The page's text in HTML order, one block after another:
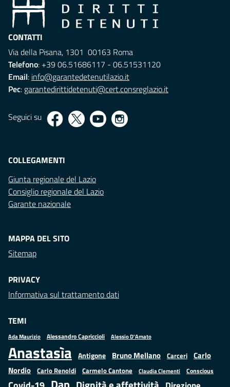
CONTATTI
Via della Pisana, 1301 00163 Roma
Telefono: +39 06.51686117 - 06.51531120
Email: info@garantedetenutilazio.it
Pec: garantedirittidetenuti@cert.consreglazio.it
Seguici su
COLLEGAMENTI
Giunta regionale del Lazio
Consiglio regionale del Lazio
Garante nazionale
MAPPA DEL SITO
Sitemap
PRIVACY
Informativa sul trattamento dati
TEMI
Ada Maurizio Alessandro Capriccioli Alessio D'Amato
Anastasìa Antigone Bruno Mellano Carceri
Carlo
Nordio Carlo Renoldi Carmelo Cantone Claudia Clementi Conscious